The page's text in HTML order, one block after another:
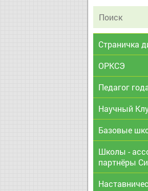
Страничка
ОРКСЭ
Педагог
Научный
Базовые
Школы -
партнёры